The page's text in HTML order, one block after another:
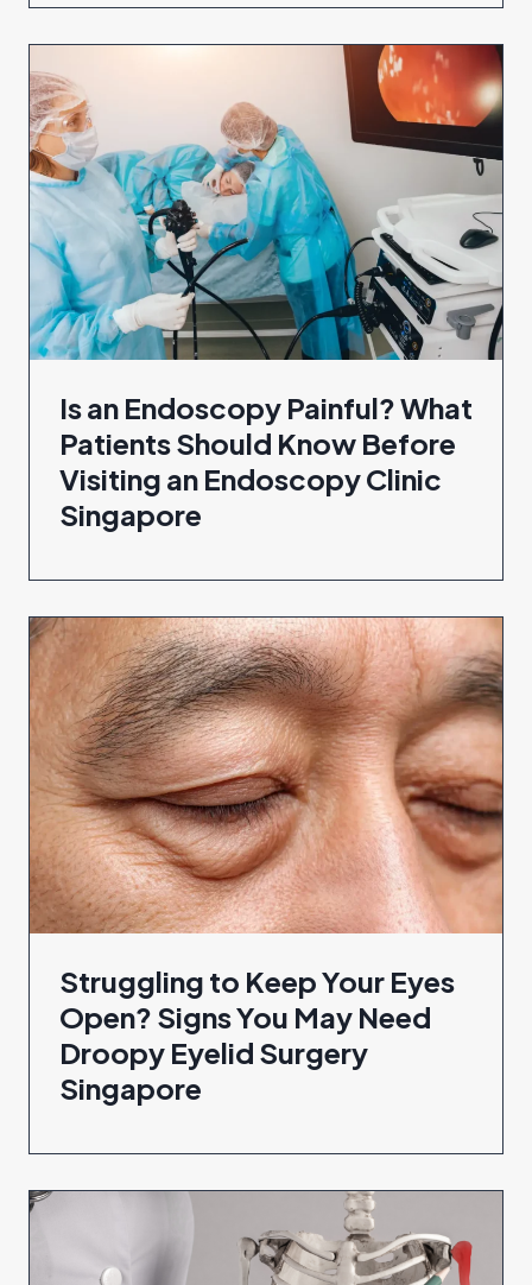
Is an Endoscopy Painful? What
Patients Should Know Before
Visiting an Endoscopy Clinic
Singapore
Struggling to Keep Your Eyes
Open? Signs You May Need
Droopy Eyelid Surgery
Singapore